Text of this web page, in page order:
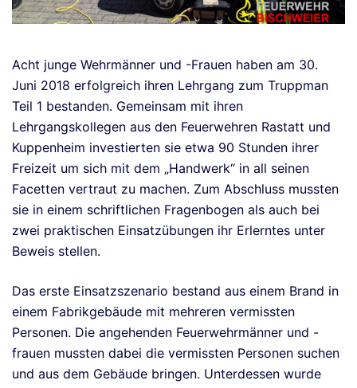
Acht junge Wehrmänner und -Frauen haben am 30.
Juni 2018 erfolgreich ihren Lehrgang zum Truppman
Teil 1 bestanden. Gemeinsam mit ihren
Lehrgangskollegen aus den Feuerwehren Rastatt und
Kuppenheim investierten sie etwa 90 Stunden ihrer
Freizeit um sich mit dem „Handwerk“ in all seinen
Facetten vertraut zu machen. Zum Abschluss mussten
sie in einem schriftlichen Fragenbogen als auch bei
zwei praktischen Einsatzübungen ihr Erlerntes unter
Beweis stellen.
Das erste Einsatzszenario bestand aus einem Brand in
einem Fabrikgebäude mit mehreren vermissten
Personen. Die angehenden Feuerwehrmänner und -
frauen mussten dabei die vermissten Personen suchen
und aus dem Gebäude bringen. Unterdessen wurde